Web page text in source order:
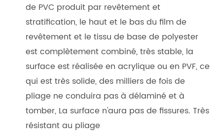
de PVC produit par revêtement et
stratification, le haut et le bas du film de
revêtement et le tissu de base de polyester
est complètement combiné, très stable, la
surface est réalisée en acrylique ou en PVF, ce
qui est très solide, des milliers de fois de
pliage ne conduira pas à délaminé et à
tomber, La surface n'aura pas de fissures. Très
résistant au pliage